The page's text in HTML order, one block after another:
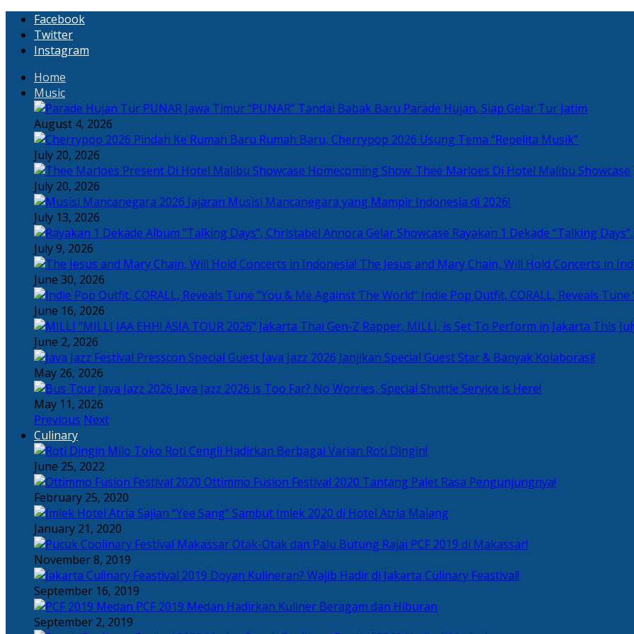
Facebook
Twitter
Instagram
Home
Music
“PUNAR” Tandai Babak Baru Parade Hujan, Siap Gelar Tur Jatim
August 4, 2026
Rumah Baru, Cherrypop 2026 Usung Tema “Repelita Musik”
July 20, 2026
Homecoming Show: Thee Marloes Di Hotel Malibu Showcase
July 20, 2026
Jajaran Musisi Mancanegara yang Mampir Indonesia di 2026!
July 13, 2026
Rayakan 1 Dekade “Talking
July 9, 2026
The Jesus and Mary Chain, Will Hold Concerts in
June 30, 2026
Indie Pop Outfit, CORALL, Reveals
June 16, 2026
Thai Gen-Z Rapper, MILLI, is Set To Perform in Jakarta This
June 2, 2026
Java Jazz 2026 Janjikan Special Guest Star & Banyak Kolaborasi!
May 26, 2026
Java Jazz 2026 is Too Far? No Worries, Special Shuttle Service is Here!
May 11, 2026
Previous Next
Culinary
Toko Roti Cengli Hadirkan Berbagai Varian Roti Dingin!
June 25, 2022
Ottimmo Fusion Festival 2020 Tantang Palet Rasa Pengunjungnya!
February 25, 2020
Sajian “Yee Sang” Sambut Imlek 2020 di Hotel Atria Malang
January 21, 2020
Otak-Otak dan Palu Butung Rajai PCF 2019 di Makassar!
November 8, 2019
Doyan Kulineran? Wajib Hadir di Jakarta Culinary Feastival!
September 16, 2019
PCF 2019 Medan Hadirkan Kuliner Beragam dan Hiburan
September 2, 2019